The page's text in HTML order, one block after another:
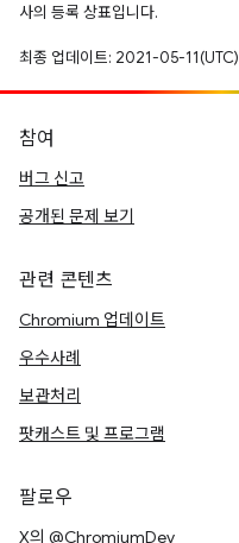
사의 등록 상표입니다.
최종 업데이트: 2021-05-11(UTC)
참여
버그 신고
공개된 문제 보기
관련 콘텐츠
Chromium 업데이트
우수사례
보관처리
팟캐스트 및 프로그램
팔로우
X의 @ChromiumDev